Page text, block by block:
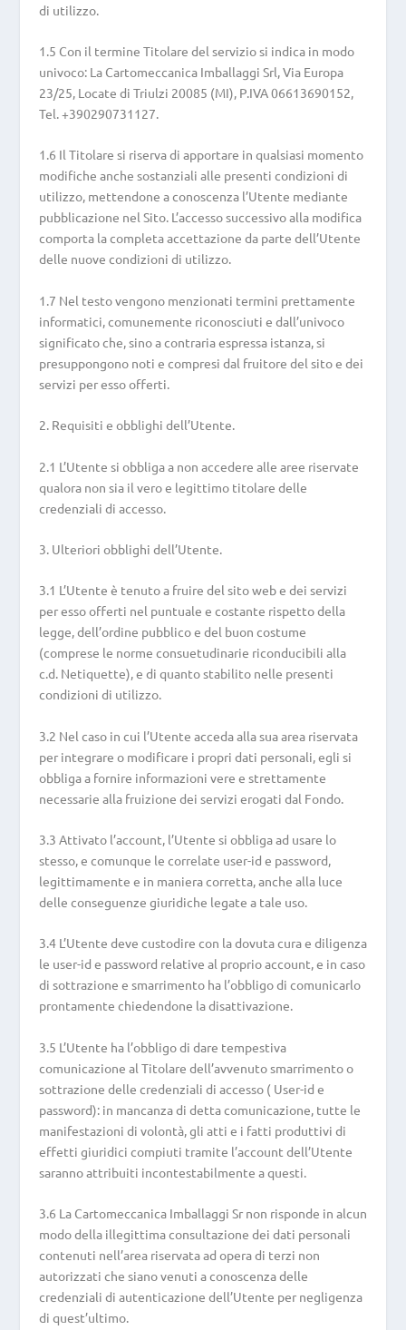
di utilizzo.
1.5 Con il termine Titolare del servizio si indica in modo
univoco: La Cartomeccanica Imballaggi Srl, Via Europa
23/25, Locate di Triulzi 20085 (MI), P.IVA 06613690152,
Tel. +390290731127.
1.6 Il Titolare si riserva di apportare in qualsiasi momento
modifiche anche sostanziali alle presenti condizioni di
utilizzo, mettendone a conoscenza l’Utente mediante
pubblicazione nel Sito. L’accesso successivo alla modifica
comporta la completa accettazione da parte dell’Utente
delle nuove condizioni di utilizzo.
1.7 Nel testo vengono menzionati termini prettamente
informatici, comunemente riconosciuti e dall’univoco
significato che, sino a contraria espressa istanza, si
presuppongono noti e compresi dal fruitore del sito e dei
servizi per esso offerti.
2. Requisiti e obblighi dell’Utente.
2.1 L’Utente si obbliga a non accedere alle aree riservate
qualora non sia il vero e legittimo titolare delle
credenziali di accesso.
3. Ulteriori obblighi dell’Utente.
3.1 L’Utente è tenuto a fruire del sito web e dei servizi
per esso offerti nel puntuale e costante rispetto della
legge, dell’ordine pubblico e del buon costume
(comprese le norme consuetudinarie riconducibili alla
c.d. Netiquette), e di quanto stabilito nelle presenti
condizioni di utilizzo.
3.2 Nel caso in cui l’Utente acceda alla sua area riservata
per integrare o modificare i propri dati personali, egli si
obbliga a fornire informazioni vere e strettamente
necessarie alla fruizione dei servizi erogati dal Fondo.
3.3 Attivato l’account, l’Utente si obbliga ad usare lo
stesso, e comunque le correlate user-id e password,
legittimamente e in maniera corretta, anche alla luce
delle conseguenze giuridiche legate a tale uso.
3.4 L’Utente deve custodire con la dovuta cura e diligenza
le user-id e password relative al proprio account, e in caso
di sottrazione e smarrimento ha l’obbligo di comunicarlo
prontamente chiedendone la disattivazione.
3.5 L’Utente ha l’obbligo di dare tempestiva
comunicazione al Titolare dell’avvenuto smarrimento o
sottrazione delle credenziali di accesso ( User-id e
password): in mancanza di detta comunicazione, tutte le
manifestazioni di volontà, gli atti e i fatti produttivi di
effetti giuridici compiuti tramite l’account dell’Utente
saranno attribuiti incontestabilmente a questi.
3.6 La Cartomeccanica Imballaggi Sr non risponde in alcun
modo della illegittima consultazione dei dati personali
contenuti nell’area riservata ad opera di terzi non
autorizzati che siano venuti a conoscenza delle
credenziali di autenticazione dell’Utente per negligenza
di quest’ultimo.